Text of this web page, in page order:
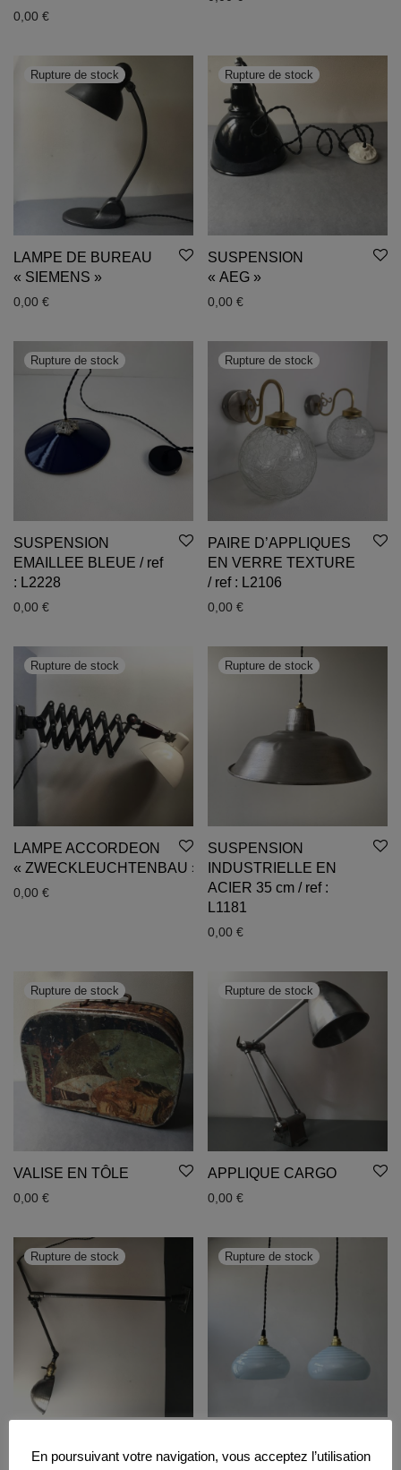
0,00 €
LAMPE DE BUREAU
« SIEMENS »
0,00 €
SUSPENSION
« AEG »
0,00 €
SUSPENSION
EMAILLEE BLEUE / ref
: L2228
0,00 €
PAIRE D’APPLIQUES
EN VERRE TEXTURE
/ ref : L2106
0,00 €
LAMPE ACCORDEON
« ZWECKLEUCHTENBAU »
0,00 €
SUSPENSION
INDUSTRIELLE EN
ACIER 35 cm / ref :
L1181
0,00 €
VALISE EN TÔLE
0,00 €
APPLIQUE CARGO
0,00 €
WHITE »
SUSPENSIONS
En poursuivant votre navigation, vous acceptez l’utilisation